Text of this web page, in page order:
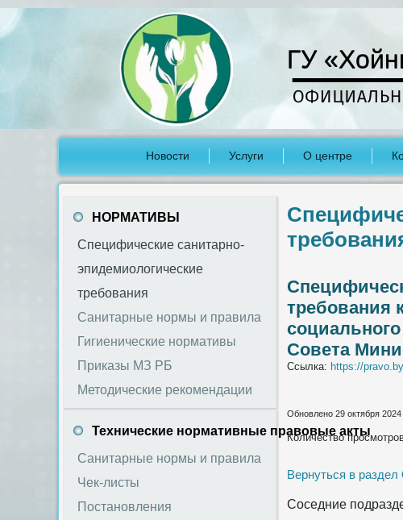
ГУ
Новости Услуги О центре
НОРМАТИВЫ
Специфические санитарно-
эпидемиологические
требования
Санитарные нормы и правила
Гигиенические нормативы
Приказы МЗ РБ
Методические рекомендации
Технические нормативные правовые акты
Санитарные нормы и правила
Чек-листы
Постановления
требования
Совета
Ссылка: https://
Обновлено 29 октября 2024
Количество
Вернуться в раздел
Соседние